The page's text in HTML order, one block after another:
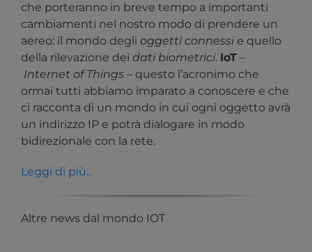
che porteranno in breve tempo a importanti
cambiamenti nel nostro modo di prendere un
aereo: il mondo degli oggetti connessi e quello
della rilevazione dei dati biometrici. IoT –
Internet of Things – questo l’acronimo che
ormai tutti abbiamo imparato a conoscere e che
ci racconta di un mondo in cui ogni oggetto avrà
un indirizzo IP e potrà dialogare in modo
bidirezionale con la rete.
Leggi di più..
Altre news dal mondo IOT